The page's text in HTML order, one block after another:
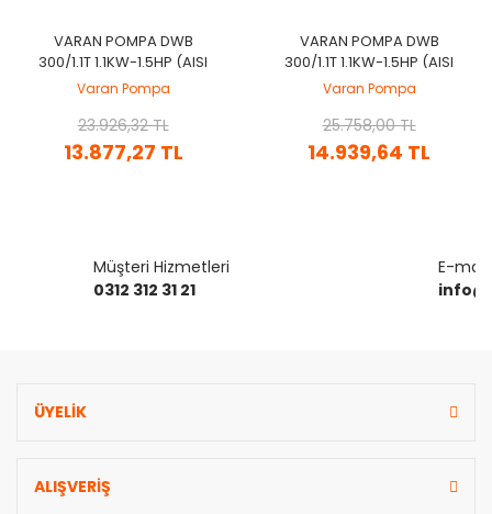
VARAN POMPA DWB
300/1.1T 1.1KW-1.5HP (AISI
304) KOMPLE PASLANMAZ
ÇELIK SANTRIFÜJ POMPA
Varan Pompa
13.877,27 TL
23.926,32 TL
VARAN POMPA DWB
300/1.1T 1.1KW-1.5HP (AISI
316) KOMPLE PASLANMAZ
ÇELIK SANTRIFÜJ POMPA
Varan Pompa
14.939,64 TL
25.758,00 TL
Müşteri Hizmetleri
0312 312 31 21
E-mail
ÜYELİK
ALIŞVERİŞ